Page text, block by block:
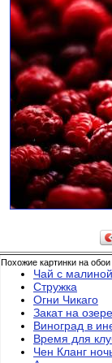
Похожие картинки на
Чай с малиной
Стружка
Огни Чикаго
Закат на озере
Виноград в
Время для
Чен Кланг